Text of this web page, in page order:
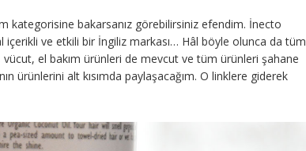
kategorisine bakarsanız görebilirsiniz efendim. İnecto
içerikli ve etkili bir İngiliz markası… Hâl böyle olunca da tüm
el bakım ürünleri de mevcut ve tüm ürünleri şahane
ürünlerini alt kısımda paylaşacağım. O linklere giderek